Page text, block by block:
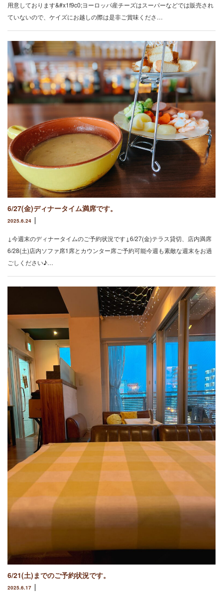
用意しております&#x1f9c0;ヨーロッパ産チーズはスーパーなどでは販売され
ていないので、ケイズにお越しの際は是非ご賞味くださ…
6/27(金)ディナータイム満席です。
2025.6.24
↓今週末のディナータイムのご予約状況です↓6/27(金)テラス貸切、店内満席
6/28(土)店内ソファ席1席とカウンター席ご予約可能今週も素敵な週末をお過
ごしください♪…
6/21(土)までのご予約状況です。
2025.6.17